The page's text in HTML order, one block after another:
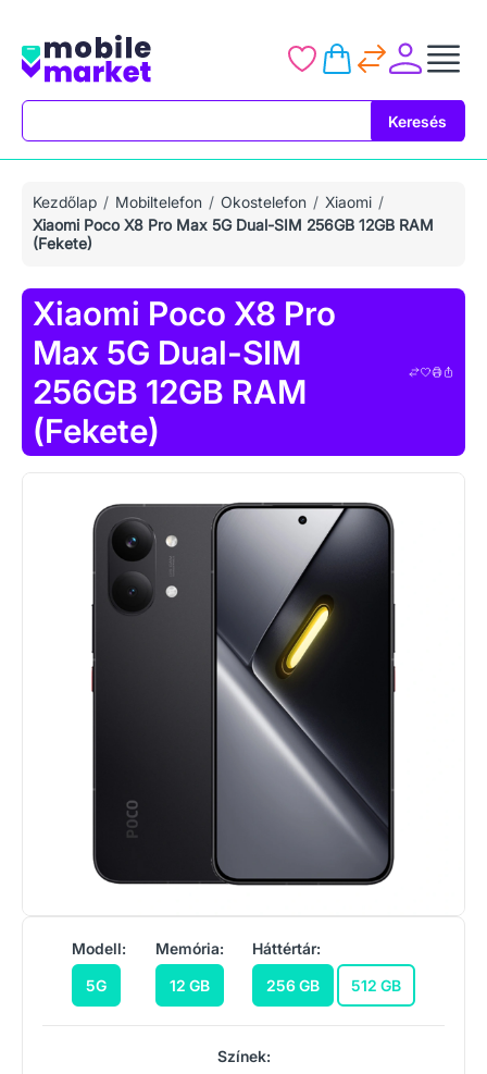
Keresés
Kezdőlap Mobiltelefon Okostelefon
Xiaomi
Xiaomi Poco X8 Pro Max 5G Dual-SIM 256GB 12GB RAM
(Fekete)
Xiaomi Poco X8 Pro
Max 5G Dual-SIM
256GB 12GB RAM
(Fekete)
Modell:
5G
Memória:
12 GB
Háttértár:
256 GB
512 GB
Színek: